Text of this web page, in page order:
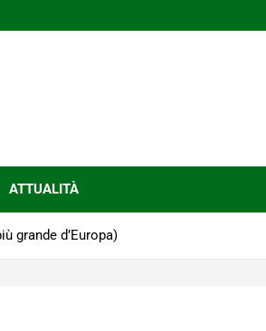
ATTUALITÀ
grande d’Europa)